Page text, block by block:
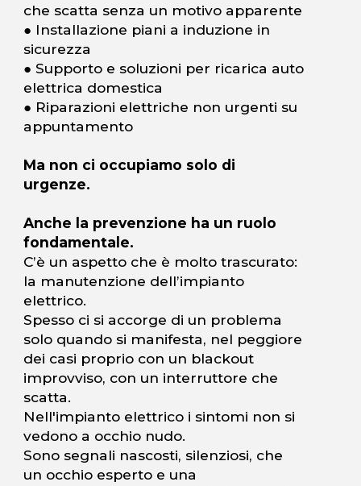
che scatta senza un motivo apparente
● Installazione piani a induzione in
sicurezza
● Supporto e soluzioni per ricarica auto
elettrica domestica
● Riparazioni elettriche non urgenti su
appuntamento
Ma non ci occupiamo solo di
urgenze.
Anche la prevenzione ha un ruolo
fondamentale.
C’è un aspetto che è molto trascurato:
la manutenzione dell’impianto
elettrico.
Spesso ci si accorge di un problema
solo quando si manifesta, nel peggiore
dei casi proprio con un blackout
improvviso, con un interruttore che
scatta.
Nell'impianto elettrico i sintomi non si
vedono a occhio nudo.
Sono segnali nascosti, silenziosi, che
un occhio esperto e una